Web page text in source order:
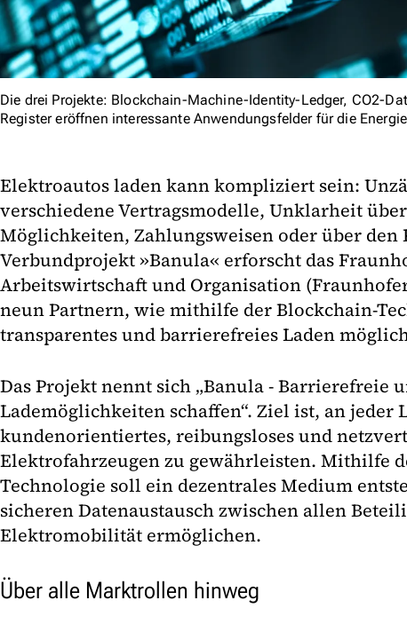
Die drei Projekte: Blockchain-Machine-Identity-Ledger, CO2-
Register eröffnen interessante Anwendungsfelder für die
Elektroautos laden kann kompliziert sein:
verschiedene Vertragsmodelle, Unklarheit
Möglichkeiten, Zahlungsweisen oder über den
Verbundprojekt »Banula« erforscht das
Arbeitswirtschaft und Organisation
neun Partnern, wie mithilfe der Blockchain-
transparentes und barrierefreies Laden
Das Projekt nennt sich „Banula - Barrierefreie
Lademöglichkeiten schaffen“. Ziel ist, an jeder
kundenorientiertes, reibungsloses und
Elektrofahrzeugen zu gewährleisten. Mithilfe
Technologie soll ein dezentrales Medium
sicheren Datenaustausch zwischen allen
Elektromobilität ermöglichen.
Über alle Marktrollen hinweg